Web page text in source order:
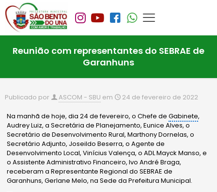
Reunião com representantes do SEBRAE de
Garanhuns
Publicado por ASCOM - SBU em 24 de fevereiro de 2022
Na manhã de hoje, dia 24 de fevereiro, o Chefe deGabinete,
Audrey Luiz, a Secretária de Planejamento, Eunice Alves, o
Secretário de Desenvolvimento Rural, Marthony Dornelas, o
Secretário Adjunto, Joseildo Beserra, o Agente de
Desenvolvimento Local, Vinícius Valença, o ADL Mayck Manso, e
o Assistente Administrativo Financeiro, Ivo André Braga,
receberam a Representante Regional do SEBRAE de
Garanhuns, Gerlane Melo, na Sede da Prefeitura Municipal.